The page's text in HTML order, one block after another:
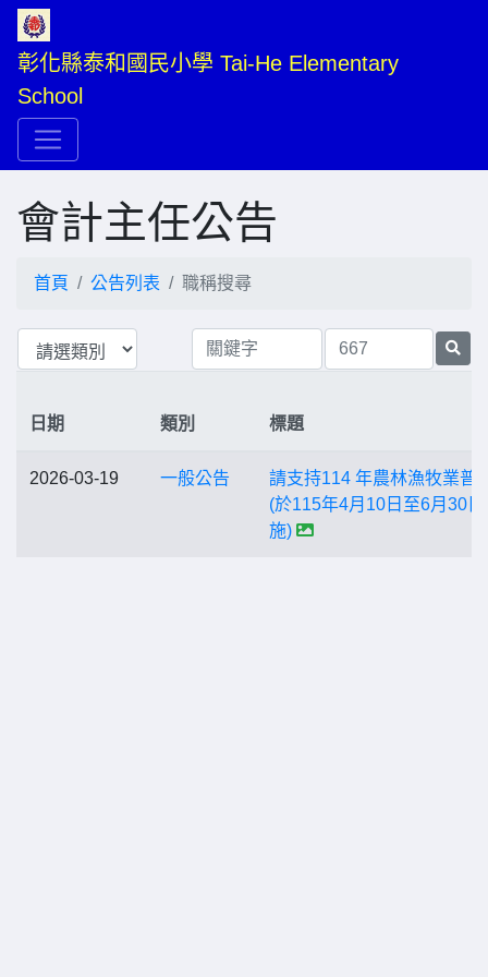
彰化縣泰和國民小學 Tai-He Elementary
School
會計主任公告
首頁 公告列表 職稱搜尋
日期 類別 標題
2026-03-19 一般公告
請支持114 年農林漁牧業普
(於115年4月10日至6月30日
施)